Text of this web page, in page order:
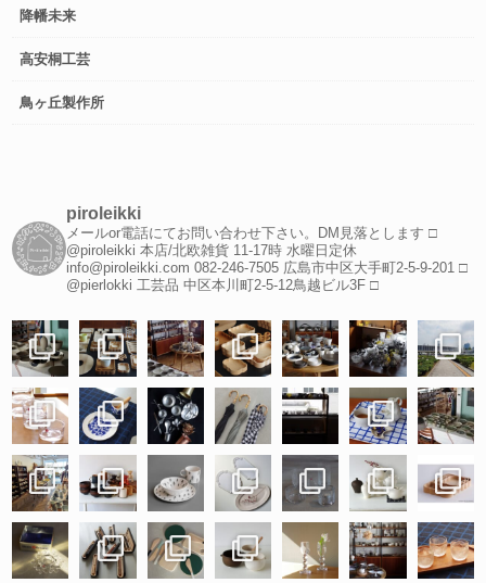
降幡未来
高安桐工芸
鳥ヶ丘製作所
piroleikki
メールor電話にてお問い合わせ下さい。DM見落とします □
@piroleikki 本店/北欧雑貨 11-17時 水曜日定休
info@piroleikki.com 082-246-7505 広島市中区大手町2-5-9-201 □
@pierlokki 工芸品 中区本川町2-5-12鳥越ビル3F □